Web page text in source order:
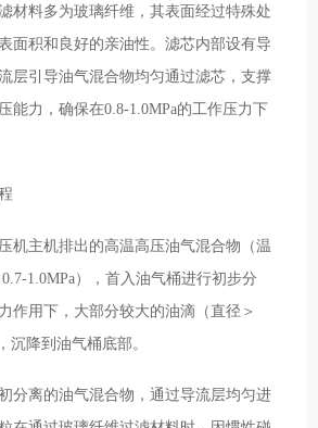
材料多为玻璃纤维，其表面经过特殊处
面积和良好的亲油性。滤芯内部设有导
层引导油气混合物均匀通过滤芯，支撑
能力，确保在0.8-1.0MPa的工作压力下
机主机排出的高温高压油气混合物（温
1.0MPa），首入油气桶进行初步分
作用下，大部分较大的油滴（直径＞
沉降到油气桶底部。
分离的油气混合物，通过导流层均匀进